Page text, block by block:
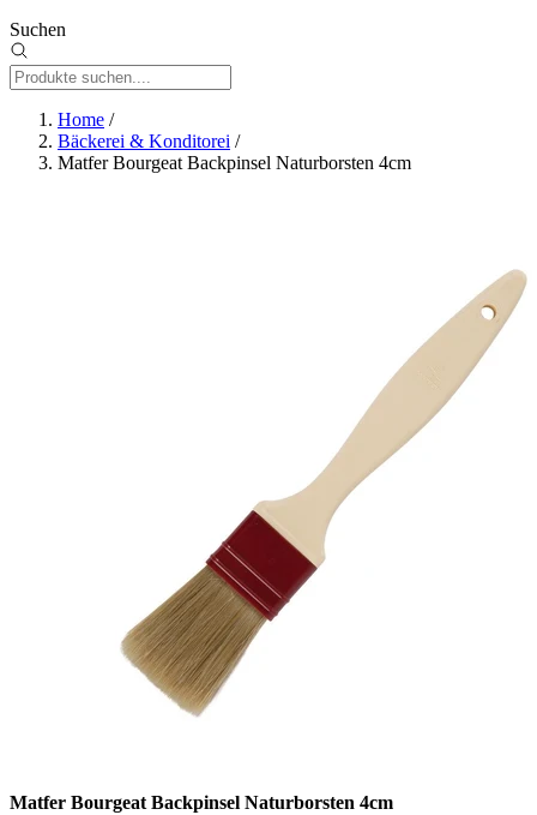
Suchen
Home /
Bäckerei & Konditorei /
Matfer Bourgeat Backpinsel Naturborsten 4cm
Matfer Bourgeat Backpinsel Naturborsten 4cm